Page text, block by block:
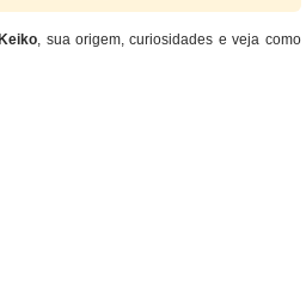
Keiko, sua origem, curiosidades e veja como